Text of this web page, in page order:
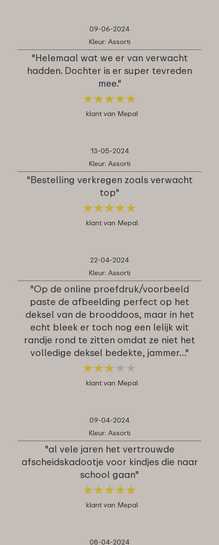
09-06-2024
Kleur: Assorti
"Helemaal wat we er van verwacht
hadden. Dochter is er super tevreden
mee."
★★★★★
★★★★★
klant van Mepal
13-05-2024
Kleur: Assorti
"Bestelling verkregen zoals verwacht
top"
★★★★★
★★★★★
klant van Mepal
22-04-2024
Kleur: Assorti
"Op de online proefdruk/voorbeeld
paste de afbeelding perfect op het
deksel van de brooddoos, maar in het
echt bleek er toch nog een lelijk wit
randje rond te zitten omdat ze niet het
volledige deksel bedekte, jammer…"
★★★ ★ ★
★★★ ★ ★
klant van Mepal
09-04-2024
Kleur: Assorti
"al vele jaren het vertrouwde
afscheidskadootje voor kindjes die naar
school gaan"
★★★★★
★★★★★
klant van Mepal
08-04-2024